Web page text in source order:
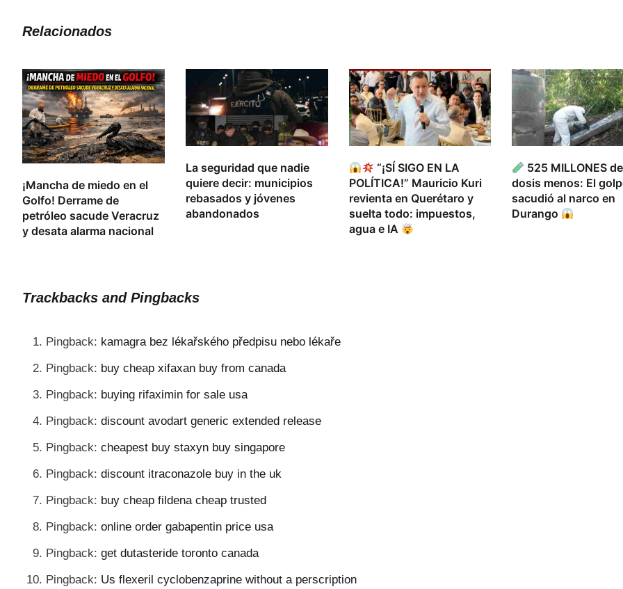
Relacionados
¡Mancha de miedo en el
Golfo! Derrame de
petróleo sacude Veracruz
y desata alarma nacional
La seguridad que nadie
quiere decir: municipios
rebasados y jóvenes
abandonados
“¡SÍ SIGO EN LA
POLÍTICA!” Mauricio Kuri
revienta en Querétaro y
suelta todo: impuestos,
agua e IA
525 MILLONES de
dosis menos: El
sacudió al narco en
Durango
Trackbacks and Pingbacks
Pingback: kamagra bez lékařského předpisu nebo lékaře
Pingback: buy cheap xifaxan buy from canada
Pingback: buying rifaximin for sale usa
Pingback: discount avodart generic extended release
Pingback: cheapest buy staxyn buy singapore
Pingback: discount itraconazole buy in the uk
Pingback: buy cheap fildena cheap trusted
Pingback: online order gabapentin price usa
Pingback: get dutasteride toronto canada
Pingback: Us flexeril cyclobenzaprine without a perscription